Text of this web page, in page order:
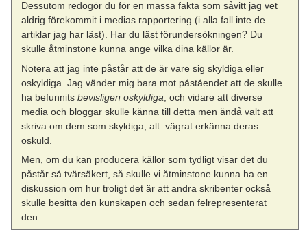
Dessutom redogör du för en massa fakta som såvitt jag vet
aldrig förekommit i medias rapportering (i alla fall inte de
artiklar jag har läst). Har du läst förundersökningen? Du
skulle åtminstone kunna ange vilka dina källor är.
Notera att jag inte påstår att de är vare sig skyldiga eller
oskyldiga. Jag vänder mig bara mot påståendet att de skulle
ha befunnitsbevisligen oskyldiga , och vidare att diverse
media och bloggar skulle känna till detta men ändå valt att
skriva om dem som skyldiga, alt. vägrat erkänna deras
oskuld.
Men, om du kan producera källor som tydligt visar det du
påstår så tvärsäkert, så skulle vi åtminstone kunna ha en
diskussion om hur troligt det är att andra skribenter också
skulle besitta den kunskapen och sedan felrepresenterat
den.